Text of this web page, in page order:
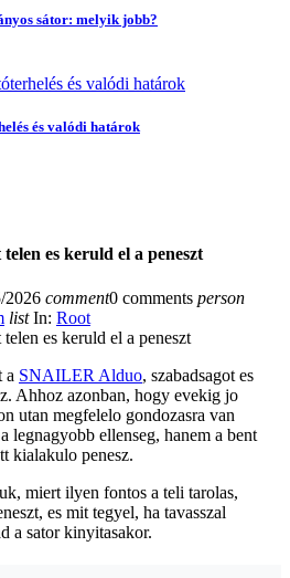
sátor: melyik jobb?
és valódi határok
es keruld el a peneszt
2026 comment0 comments person
list In: Root
a SNAILER Alduo, szabadsagot es
Ahhoz azonban, hogy evekig jo
utan megfelelo gondozasra van
legnagyobb ellenseg, hanem a bent
kialakulo penesz.
miert ilyen fontos a teli tarolas,
es mit tegyel, ha tavasszal
a sator kinyitasakor.